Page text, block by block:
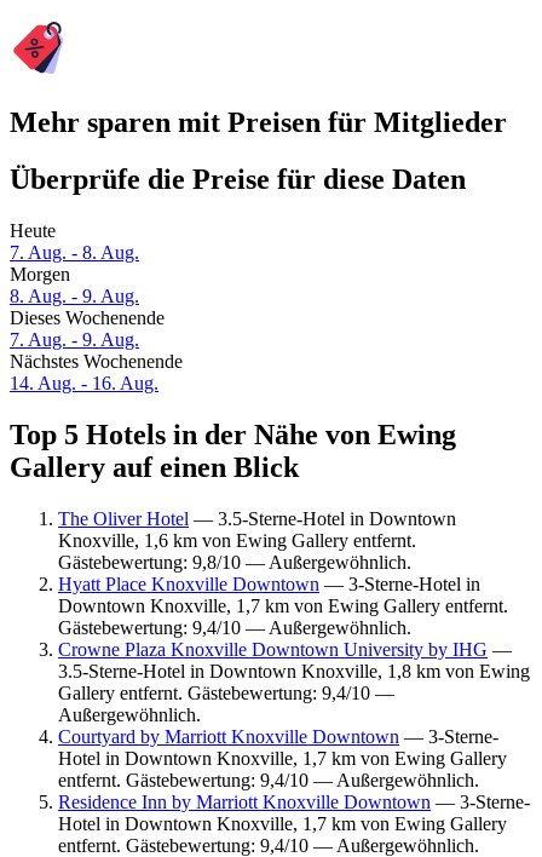
Mehr sparen mit Preisen für Mitglieder
Überprüfe die Preise für diese Daten
Heute
7. Aug. - 8. Aug.
Morgen
8. Aug. - 9. Aug.
Dieses Wochenende
7. Aug. - 9. Aug.
Nächstes Wochenende
14. Aug. - 16. Aug.
Top 5 Hotels in der Nähe von Ewing
Gallery auf einen Blick
The Oliver Hotel — 3.5-Sterne-Hotel in Downtown
Knoxville, 1,6 km von Ewing Gallery entfernt.
Gästebewertung: 9,8/10 — Außergewöhnlich.
Hyatt Place Knoxville Downtown — 3-Sterne-Hotel in
Downtown Knoxville, 1,7 km von Ewing Gallery entfernt.
Gästebewertung: 9,4/10 — Außergewöhnlich.
Crowne Plaza Knoxville Downtown University by IHG —
3.5-Sterne-Hotel in Downtown Knoxville, 1,8 km von Ewing
Gallery entfernt. Gästebewertung: 9,4/10 —
Außergewöhnlich.
Courtyard by Marriott Knoxville Downtown — 3-Sterne-
Hotel in Downtown Knoxville, 1,7 km von Ewing Gallery
entfernt. Gästebewertung: 9,4/10 — Außergewöhnlich.
Residence Inn by Marriott Knoxville Downtown — 3-Sterne-
Hotel in Downtown Knoxville, 1,7 km von Ewing Gallery
entfernt. Gästebewertung: 9,4/10 — Außergewöhnlich.